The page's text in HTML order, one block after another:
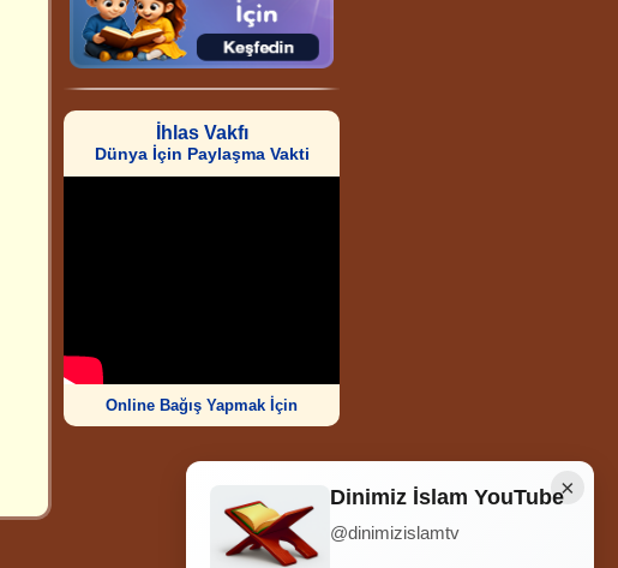
İhlas Vakfı
Dünya İçin Paylaşma Vakti
Online Bağış Yapmak İçin
Ziyaretçi Sayısı
252.007.111
×
Dinimiz İslam YouTube
@dinimizislamtv